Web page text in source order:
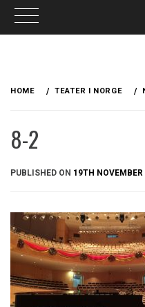
HOME TEATER I NORGE
8-2
PUBLISHED ON 19TH